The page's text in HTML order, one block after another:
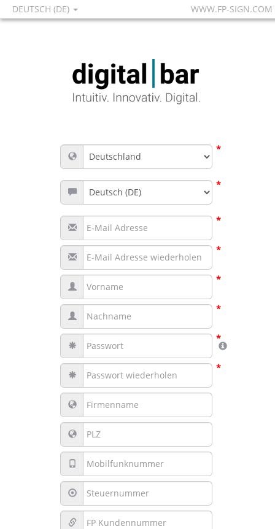
DEUTSCH (DE) WWW.FP-SIGN.COM
*
*
*
*
*
*
*
*